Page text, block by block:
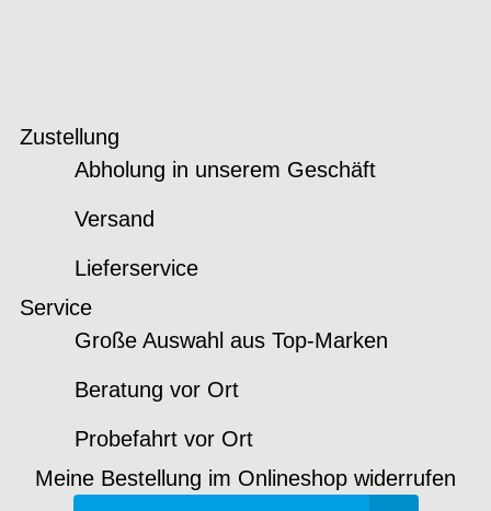
Zustellung
Abholung in unserem Geschäft
Versand
Lieferservice
Service
Große Auswahl aus Top-Marken
Beratung vor Ort
Probefahrt vor Ort
Meine Bestellung im Onlineshop widerrufen